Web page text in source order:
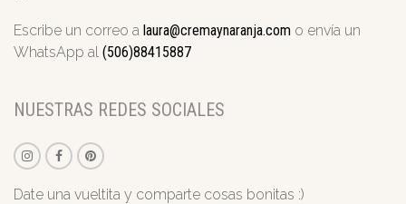
ASESORÍAS BLOG
Escribe un correo a laura@cremaynaranja.com o envía un
WhatsApp al (506)88415887
NUESTRAS REDES SOCIALES
Date una vueltita y comparte cosas bonitas :)